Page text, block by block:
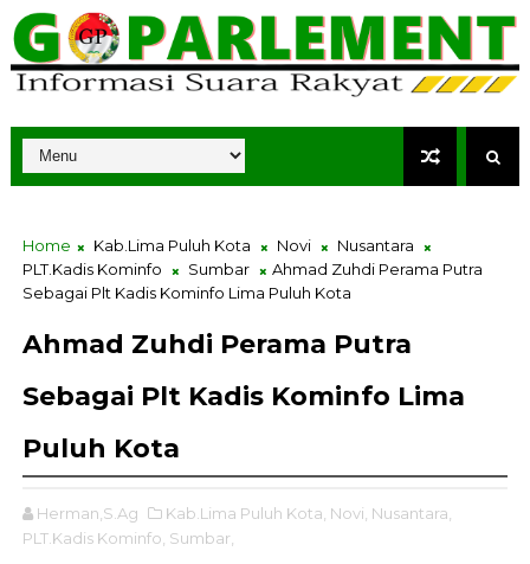
Home Kab.Lima Puluh Kota Novi
Nusantara
PLT.Kadis Kominfo
Sumbar
Ahmad Zuhdi Perama Putra
Sebagai Plt Kadis Kominfo Lima Puluh Kota
Ahmad Zuhdi Perama Putra
Sebagai Plt Kadis Kominfo Lima
Puluh Kota
Herman,S.Ag Kab.Lima Puluh Kota, Novi, Nusantara,
PLT.Kadis Kominfo, Sumbar,